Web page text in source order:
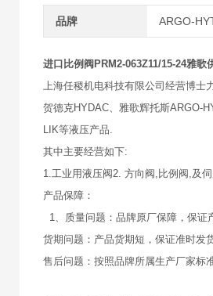
品牌 ARGO-
进口比例阀PRM2-063Z11/15-24雅歌
上海任稷机电科技有限公司经营博士
贺德克HYDAC、雅歌辉托斯ARGO-
LIK等液压产品.
其中主要经营如下:
1.工业用液压阀2. 方向阀,比例阀,及
产品保障：
1、质量问题：品牌原厂保障，保证
货期问题：产品货期短，保证准时发
售后问题：按照品牌所属生产厂家标